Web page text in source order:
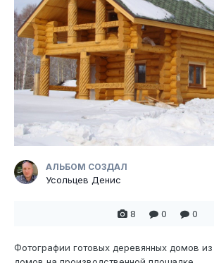
АЛЬБОМ СОЗДАЛ
Усольцев Денис
8 0 0
Фотографии готовых деревянных домов